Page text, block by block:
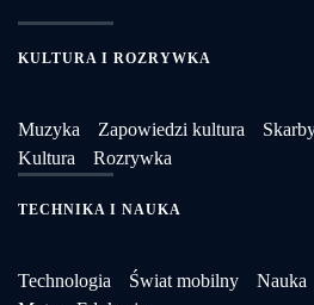
KULTURA I ROZRYWKA
Muzyka Zapowiedzi kultura
Kultura
Rozrywka
TECHNIKA I NAUKA
Technologia Świat mobilny Nauka